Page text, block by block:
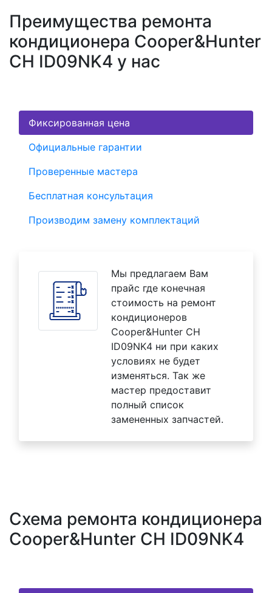
Преимущества ремонта
кондиционера Cooper&Hunter
CH ID09NK4 у нас
Фиксированная цена
Официальные гарантии
Проверенные мастера
Бесплатная консультация
Производим замену комплектаций
Мы предлагаем Вам
прайс где конечная
стоимость на ремонт
кондиционеров
Cooper&Hunter CH
ID09NK4 ни при каких
условиях не будет
изменяться. Так же
мастер предоставит
полный список
замененных запчастей.
Схема ремонта кондиционера
Cooper&Hunter CH ID09NK4